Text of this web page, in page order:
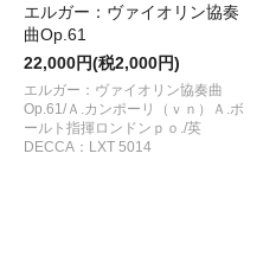
エルガー：ヴァイオリン協奏
曲Op.61
22,000円(税2,000円)
エルガー：ヴァイオリン協奏曲
Op.61/Ａ.カンポーリ（ｖｎ）Ａ.ボ
ールト指揮ロンドンｐｏ./英
DECCA：LXT 5014